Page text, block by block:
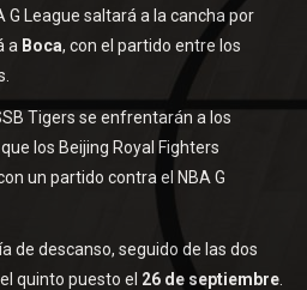
G League saltará a la cancha por
a Boca, con el partido entre los
Tigers se enfrentarán a los
los Beijing Royal Fighters
un partido contra el NBA G
de descanso, seguido de las dos
quinto puesto el 26 de septiembre